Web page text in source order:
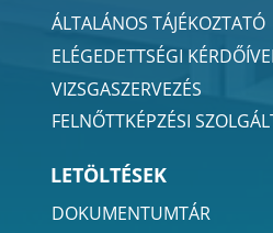
ÁLTALÁNOS TÁJÉKOZTATÓ
ELÉGEDETTSÉGI
VIZSGASZERVEZÉS
FELNŐTTKÉPZÉSI
LETÖLTÉSEK
DOKUMENTUMTÁR